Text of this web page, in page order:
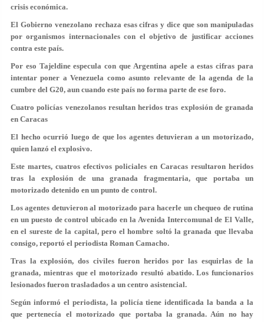
crisis económica.
El Gobierno venezolano rechaza esas cifras y dice que son manipuladas
por organismos internacionales con el objetivo de justificar acciones
contra este país.
Por eso Tajeldine especula con que Argentina apele a estas cifras para
intentar poner a Venezuela como asunto relevante de la agenda de la
cumbre del G20, aun cuando este país no forma parte de ese foro.
Cuatro policías venezolanos resultan heridos tras explosión de granada
en Caracas
El hecho ocurrió luego de que los agentes detuvieran a un motorizado,
quien lanzó el explosivo.
Este martes, cuatros efectivos policiales en Caracas resultaron heridos
tras la explosión de una granada fragmentaria, que portaba un
motorizado detenido en un punto de control.
Los agentes detuvieron al motorizado para hacerle un chequeo de rutina
en un puesto de control ubicado en la Avenida Intercomunal de El Valle,
en el sureste de la capital, pero el hombre soltó la granada que llevaba
consigo, reportó el periodista Roman Camacho.
Tras la explosión, dos civiles fueron heridospor las esquirlas de la
granada, mientras que el motorizado resultó abatido. Los funcionarios
lesionados fueron trasladados a un centro asistencial.
Según informó el periodista, la policía tiene identificada la banda a la
que pertenecía el motorizado que portaba la granada. Aún no hay